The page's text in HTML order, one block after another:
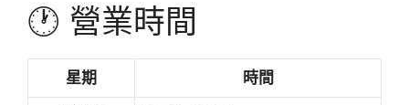
🕐 營業時間
星期 時間